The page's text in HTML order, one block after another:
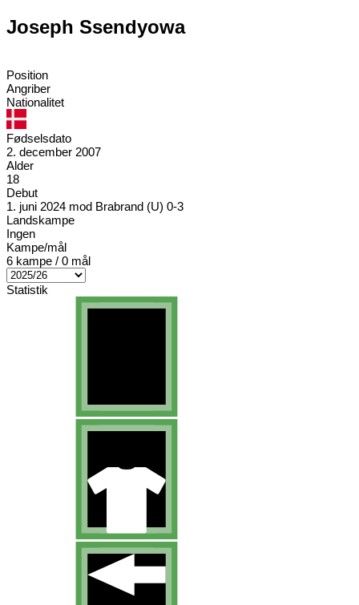
Joseph Ssendyowa
Position
Angriber
Nationalitet
Fødselsdato
2. december 2007
Alder
18
Debut
1. juni 2024 mod Brabrand (U) 0-3
Landskampe
Ingen
Kampe/mål
6 kampe / 0 mål
Statistik